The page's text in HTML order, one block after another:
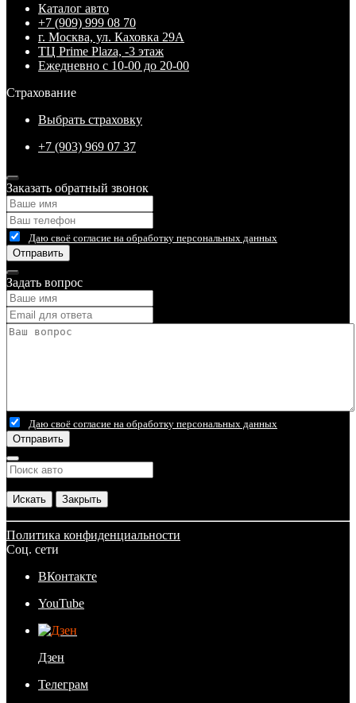
Каталог авто
+7 (909) 999 08 70
г. Москва, ул. Каховка 29А
ТЦ Prime Plaza, -3 этаж
Ежедневно с 10-00 до 20-00
Страхование
Выбрать страховку
+7 (903) 969 07 37
Заказать обратный звонок
Даю своё согласие на обработку персональных данных
Отправить
Задать вопрос
Даю своё согласие на обработку персональных данных
Отправить
Искать Закрыть
Политика конфиденциальности
Соц. сети
ВКонтакте
YouTube
Дзен
Телеграм